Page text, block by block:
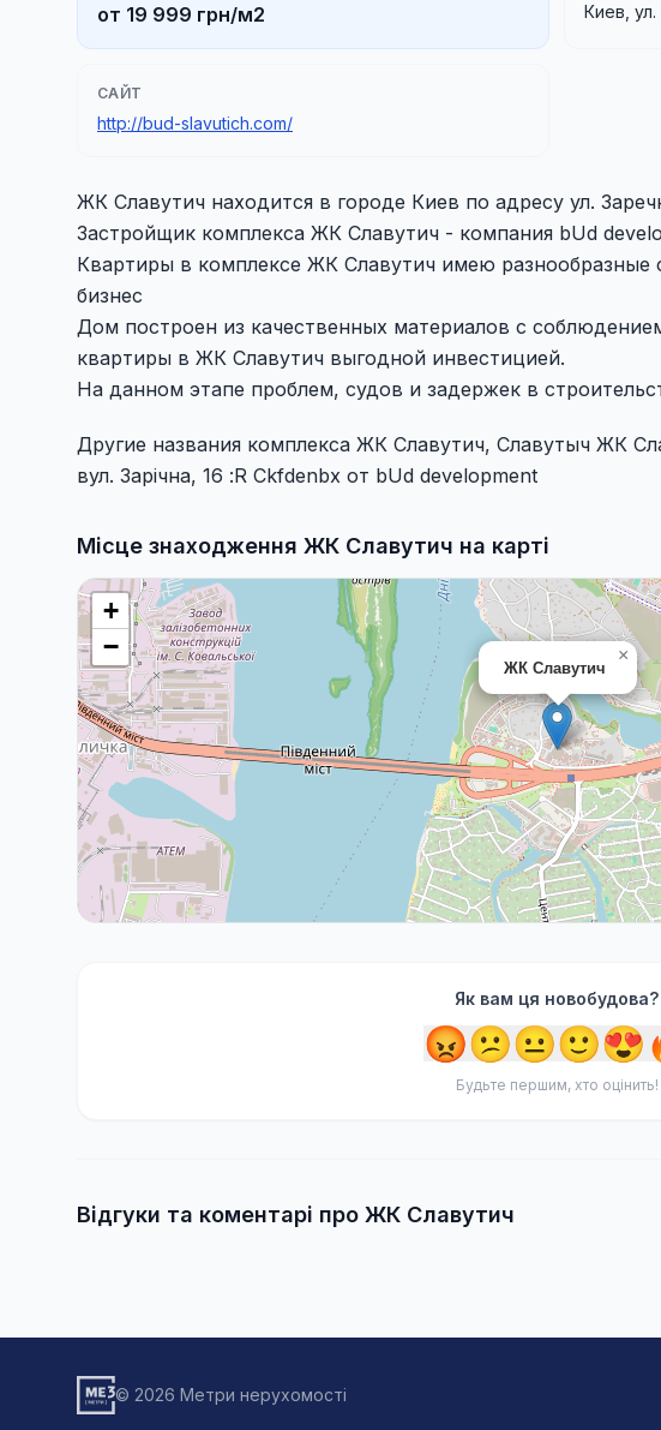
от 19 999 грн/м2 Киев, ул.
САЙТ
http://bud-slavutich.com/
ЖК Славутич находится в городе Киев по адресу ул.
Застройщик комплекса ЖК Славутич - компания bUd
Квартиры в комплексе ЖК Славутич имею разнообразные
бизнес
Дом построен из качественных материалов с
квартиры в ЖК Славутич выгодной инвестицией.
На данном этапе проблем, судов и задержек в
Другие названия комплекса ЖК Славутич, Славутыч ЖК
вул. Зарічна, 16 :R Ckfdenbx от bUd development
Місце знаходження ЖК Славутич на карті
ЖК Славутич
×
+
−
Як вам ця новобудова?
😡😕😐🙂😍
Будьте першим, хто оцінить!
Відгуки та коментарі про ЖК Славутич
© 2026 Метри нерухомості